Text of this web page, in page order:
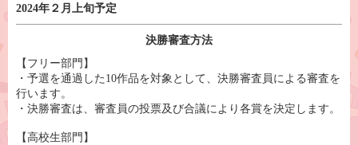
2024年２月上旬予定
決勝審査方法
【フリー部門】
・予選を通過した10作品を対象として、決勝審査員による審査を
行います。
・決勝審査は、審査員の投票及び合議により各賞を決定します。
【高校生部門】